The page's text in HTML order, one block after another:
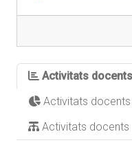
Activitats
Activitats docents
Activitats docents